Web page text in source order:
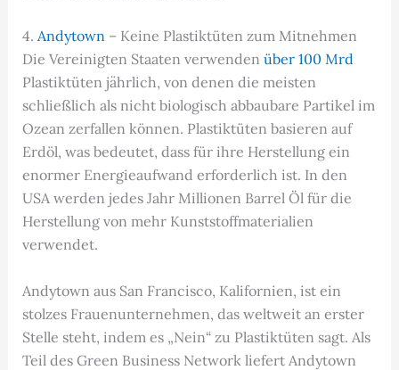
4. Andytown– Keine Plastiktüten zum Mitnehmen
Die Vereinigten Staaten verwenden über 100 Mrd
Plastiktüten jährlich, von denen die meisten
schließlich als nicht biologisch abbaubare Partikel im
Ozean zerfallen können. Plastiktüten basieren auf
Erdöl, was bedeutet, dass für ihre Herstellung ein
enormer Energieaufwand erforderlich ist. In den
USA werden jedes Jahr Millionen Barrel Öl für die
Herstellung von mehr Kunststoffmaterialien
verwendet.
Andytown aus San Francisco, Kalifornien, ist ein
stolzes Frauenunternehmen, das weltweit an erster
Stelle steht, indem es „Nein“ zu Plastiktüten sagt. Als
Teil des Green Business Network liefert Andytown